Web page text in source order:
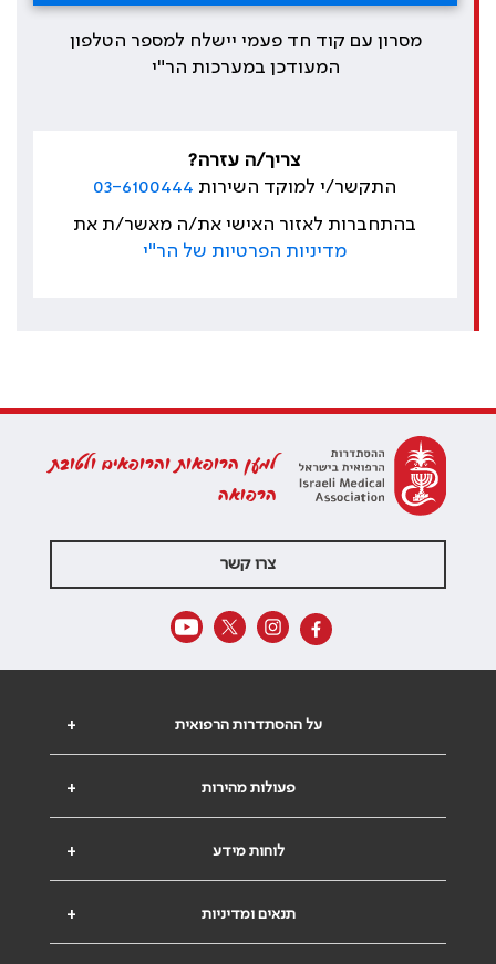
מסרון עם קוד חד פעמי יישלח למספר הטלפון
המעודכן במערכות הר"י
צריך/ה עזרה?
התקשר/י למוקד השירות 03-6100444
בהתחברות לאזור האישי את/ה מאשר/ת את
מדיניות הפרטיות של הר"י
למען הרופאות והרופאים ולטובת
הרפואה
צרו קשר
+ על ההסתדרות הרפואית
+ פעולות מהירות
+ לוחות מידע
+ תנאים ומדיניות